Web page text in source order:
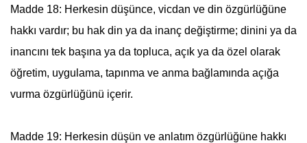
Madde 18: Herkesin düşünce, vicdan ve din özgürlüğüne
hakkı vardır; bu hak din ya da inanç değiştirme; dinini ya da
inancını tek başına ya da topluca, açık ya da özel olarak
öğretim, uygulama, tapınma ve anma bağlamında açığa
vurma özgürlüğünü içerir.
Madde 19: Herkesin düşün ve anlatım özgürlüğüne hakkı